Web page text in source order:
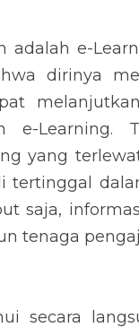
e-
dirinya
e-Learning.
yang
saja,
tenaga
secara